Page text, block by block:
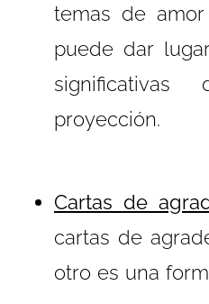
temas de
puede dar
proyección.
Cartas de
cartas de
otro es una